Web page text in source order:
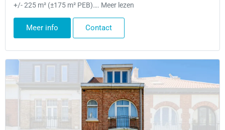
+/- 225 m² (±175 m² PEB)…. Meer lezen
Meer info Contact